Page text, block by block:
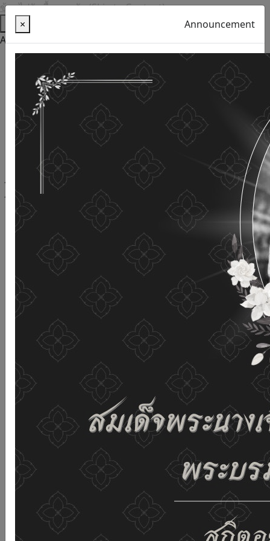
ข้ามไปยังเนื้อหาหลัก (Skip to Content)
Help
Accessibility Tools
Thai language
English
Increase the font size
Reduce font size
Normal font size
High Definition
Negative sharpness
Normal Definition
Open and read with voice
Turn off voice reading
Site map
This website uses cookies (Cookies)
The Department of Older Persons Affairs
values ​​your
personal information for the purpose of developing
and improving the website. If you use this website
without changing any settings it means that you agree
to receive cookies on the website and our privacy
policy.
See details Accept all
02-659-6811 saraban@dop.mail.go.th
Change display settings
CCC
× Announcement